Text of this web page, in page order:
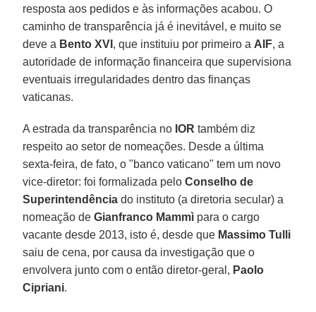
resposta aos pedidos e às informações acabou. O
caminho de transparência já é inevitável, e muito se
deve a Bento XVI , que instituiu por primeiro a AIF, a
autoridade de informação financeira que supervisiona
eventuais irregularidades dentro das finanças
vaticanas.
A estrada da transparência no IOR também diz
respeito ao setor de nomeações. Desde a última
sexta-feira, de fato, o "banco vaticano" tem um novo
vice-diretor: foi formalizada peloConselho de
Superintendência do instituto (a diretoria secular) a
nomeação deGianfranco Mammì para o cargo
vacante desde 2013, isto é, desde que Massimo Tulli
saiu de cena, por causa da investigação que o
envolvera junto com o então diretor-geral, Paolo
Cipriani.